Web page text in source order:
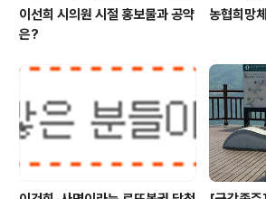
이선희 시의원 시절 홍보물과 공약
은?
농협희망